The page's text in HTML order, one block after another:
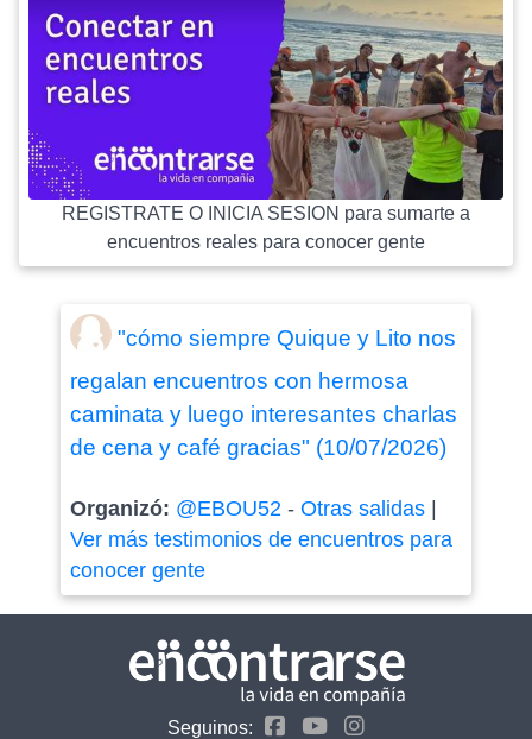
REGISTRATE O INICIA SESION para sumarte a
encuentros reales para conocer gente
"cómo siempre Quique y Lito nos
regalan encuentros con hermosa
caminata y luego interesantes charlas
de cena y café gracias" (10/07/2026)
Organizó: @EBOU52- Otras salidas|
Ver más testimonios de encuentros para
conocer gente
Seguinos: